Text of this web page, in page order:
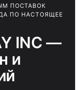
ПОСТАВОК
ПО НАСТОЯЩЕЕ
INC —
и